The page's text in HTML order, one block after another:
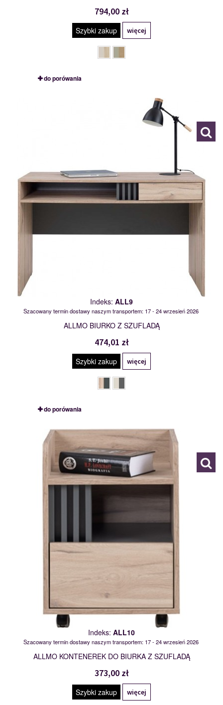
794,00 zł
Szybki zakup więcej
do porówania
Indeks: ALL9
Szacowany termin dostawy naszym transportem: 17 - 24 wrzesień 2026
ALLMO BIURKO Z SZUFLADĄ
474,01 zł
Szybki zakup więcej
do porówania
ALL10
119104
Indeks: ALL10
Szacowany termin dostawy naszym transportem: 17 - 24 wrzesień 2026
ALLMO KONTENEREK DO BIURKA Z SZUFLADĄ
373,00 zł
Szybki zakup więcej